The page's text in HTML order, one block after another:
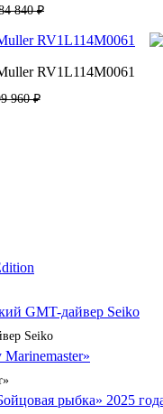
840 ₽
RV1L114M0061
960 ₽
Seiko